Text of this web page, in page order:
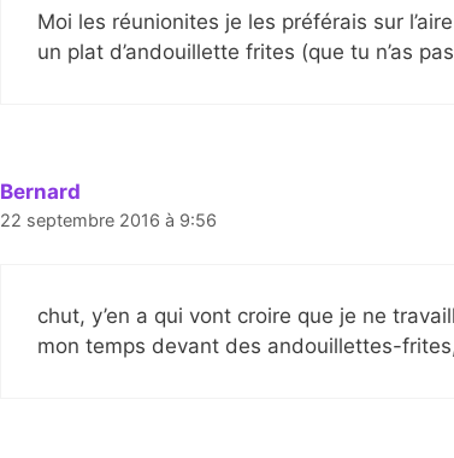
Moi les réunionites je les préférais sur
un plat d’andouillette frites (que tu n’as
Bernard
22 septembre 2016 à 9:56
chut, y’en a qui vont croire que je ne
mon temps devant des andouillettes-